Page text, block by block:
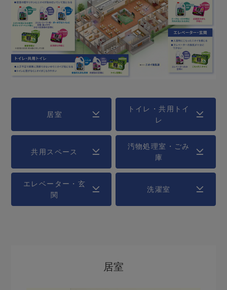
居室
トイレ・共用トイ
レ
共用スペース
汚物処理室・ごみ
庫
エレベーター・玄
関
洗濯室
居室